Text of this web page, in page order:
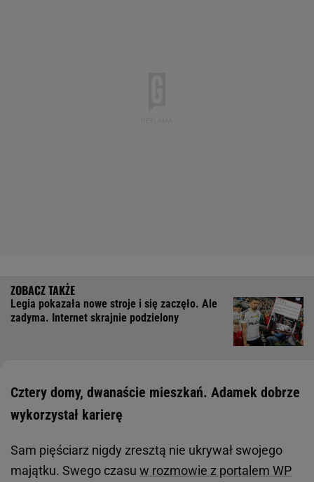
Legia pokazała nowe stroje i się zaczęło. Ale
zadyma. Internet skrajnie podzielony
Cztery domy, dwanaście mieszkań. Adamek dobrze
wykorzystał karierę
Sam pięściarz nigdy zresztą nie ukrywał swojego
majątku. Swego czasu w rozmowie z portalem WP